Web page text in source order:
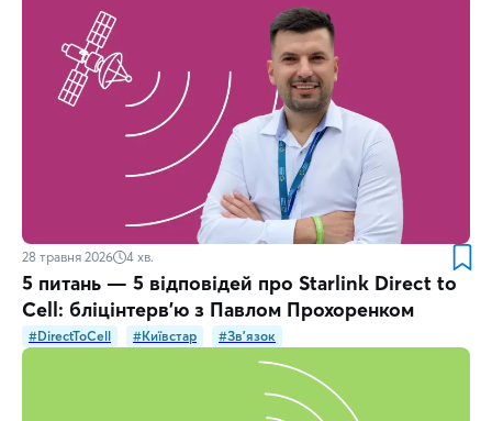
28 травня 2026 4 хв.
5 питань — 5 відповідей про Starlink Direct to
Cell: бліцінтерв’ю з Павлом Прохоренком
#DirectToCell #Київстар #Зв'язок